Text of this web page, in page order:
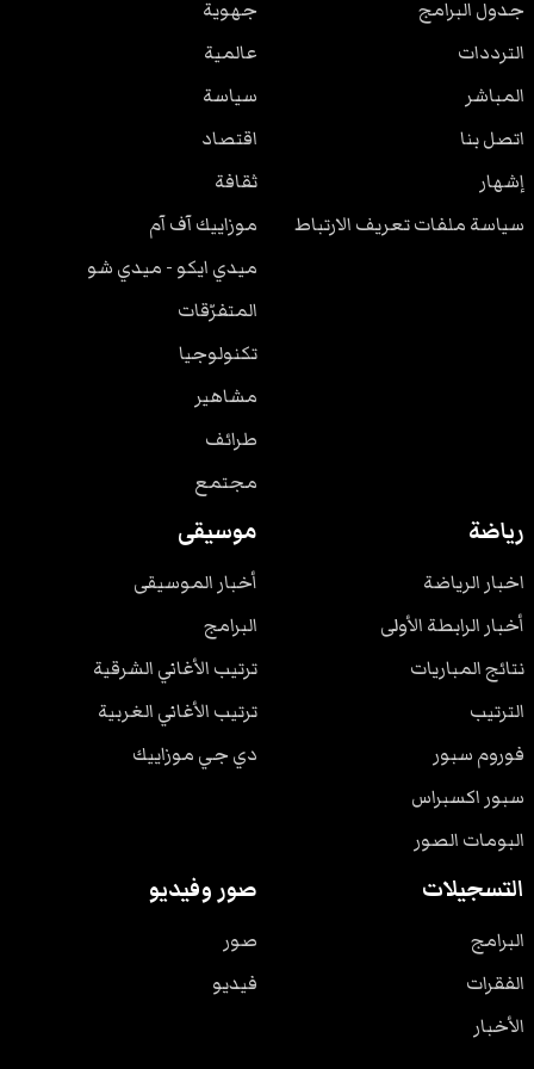
جدول البرامج
الترددات
المباشر
اتصل بنا
إشهار
سياسة ملفات تعريف الارتباط
جهوية
عالمية
سياسة
اقتصاد
ثقافة
موزاييك آف آم
ميدي ايكو - ميدي شو
المتفرّقات
تكنولوجيا
مشاهير
طرائف
مجتمع
رياضة
اخبار الرياضة
أخبار الرابطة الأولى
نتائج المباريات
الترتيب
فوروم سبور
سبور اكسبراس
البومات الصور
موسيقى
أخبار الموسيقى
البرامج
ترتيب الأغاني الشرقية
ترتيب الأغاني الغربية
دي جي موزاييك
التسجيلات
البرامج
الفقرات
الأخبار
صور وفيديو
صور
فيديو